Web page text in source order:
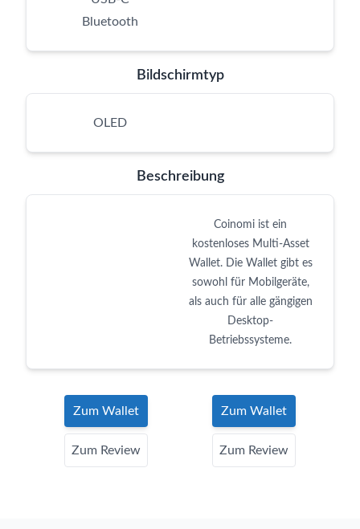
Bluetooth
Bildschirmtyp
OLED
Beschreibung
Coinomi ist ein
kostenloses Multi-Asset
Wallet. Die Wallet gibt es
sowohl für Mobilgeräte,
als auch für alle gängigen
Desktop-
Betriebssysteme.
Zum Wallet
Zum Review
Zum Wallet
Zum Review